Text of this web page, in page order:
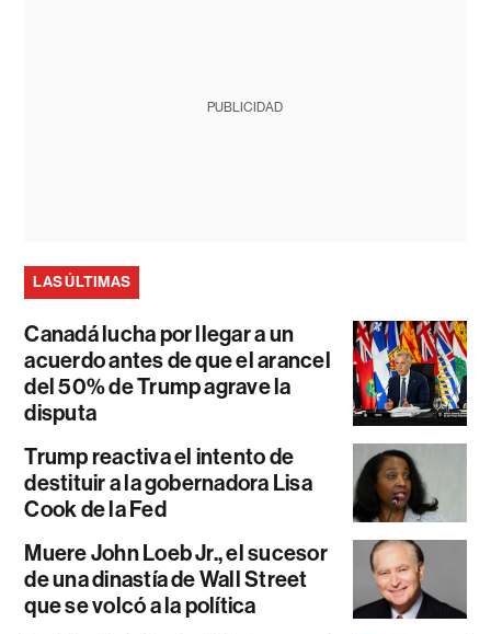
PUBLICIDAD
LAS ÚLTIMAS
Canadá lucha por llegar a un
acuerdo antes de que el arancel
del 50% de Trump agrave la
disputa
Trump reactiva el intento de
destituir a la gobernadora Lisa
Cook de la Fed
Muere John Loeb Jr., el sucesor
de una dinastía de Wall Street
que se volcó a la política